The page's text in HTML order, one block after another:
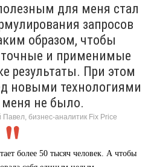
для меня стал
запросов
образом, чтобы
точные и применимые
результаты. При этом
новыми технологиями
меня не было.
Павел, бизнес-аналитик Fix Price
более 50 тысяч человек. А чтобы